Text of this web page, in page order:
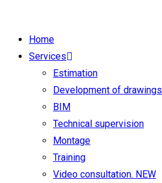
content
Home
Services
Estimation
Development of drawings
BIM
Technical supervision
Montage
Training
Video consultation. NEW